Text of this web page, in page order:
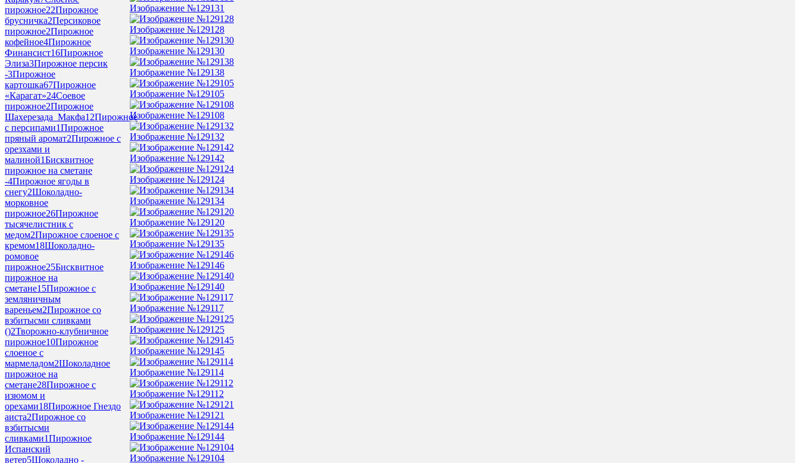
пирожное22Пирожное
брусничка2Персиковое
пирожное2Пирожное
кофейное4Пирожное
Финансист16Пирожное
Элиза3Пирожное персик
-3Пирожное
картошка67Пирожное
«Карагат»24Соевое
пирожное2Пирожное
Шахерезада_Макфа12Пирожное
с персипами1Пирожное
пряный аромат2Пирожное с
орезхами и
малиной1Бисквитное
пирожное на сметане
-4Пирожное ягоды в
снегу2Шоколадно-
морковное
пирожное26Пирожное
тысячелистник с
медом2Пирожное слоеное с
кремом18Шоколадно-
ромовое
пирожное25Бисквитное
пирожное на
сметане15Пирожное с
земляничным
вареньем2Пирожное со
взбитысми сливками
()2Творожно-клубничное
пирожное10Пирожное
слоеное с
мармеладом2Шоколадное
пирожное на
сметане28Пирожное с
изюмом и
орехами18Пирожное Гнездо
аиста2Пирожное со
взбитысми
сливками1Пирожное
Испанский
ветер5Шоколадно -
Изображение №129131
Изображение №129128
Изображение №129130
Изображение №129138
Изображение №129105
Изображение №129108
Изображение №129132
Изображение №129142
Изображение №129124
Изображение №129134
Изображение №129120
Изображение №129135
Изображение №129146
Изображение №129140
Изображение №129117
Изображение №129125
Изображение №129145
Изображение №129114
Изображение №129112
Изображение №129121
Изображение №129144
Изображение №129104